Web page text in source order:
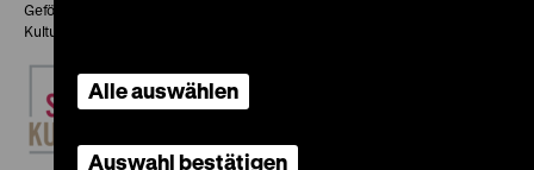
Gefördert mit Mitteln des Beauftragten der Bundesregierung für
Kultur und Medien
Alle auswählen
Auswahl bestätigen